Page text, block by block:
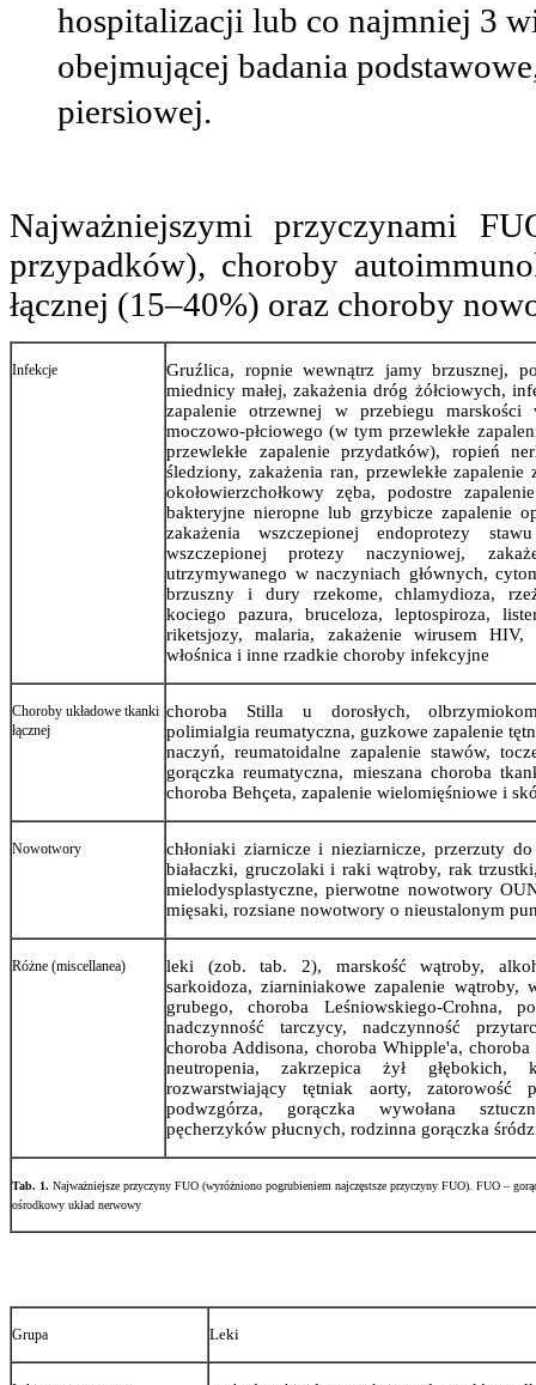
hospitalizacji lub co najmniej 3
obejmującej badania
piersiowej.
Najważniejszymi przyczynami
przypadków), choroby
łącznej (15–40%) oraz choroby
Infekcje
Gruźlica, ropnie wewnątrz jamy brzusznej,
miednicy małej, zakażenia dróg żółciowych,
zapalenie otrzewnej w przebiegu marskości
moczowo-płciowego (w tym przewlekłe
przewlekłe zapalenie przydatków), ropień
śledziony, zakażenia ran, przewlekłe
okołowierzchołkowy zęba, podostre
bakteryjne nieropne lub grzybicze zapalenie
zakażenia wszczepionej endoprotezy
wszczepionej protezy naczyniowej,
utrzymywanego w naczyniach głównych,
brzuszny i dury rzekome, chlamydioza,
kociego pazura, bruceloza, leptospiroza,
riketsjozy, malaria, zakażenie wirusem HIV,
włośnica i inne rzadkie choroby infekcyjne
Choroby układowe tkanki
łącznej
choroba Stilla u dorosłych,
polimialgia reumatyczna, guzkowe zapalenie
naczyń, reumatoidalne zapalenie stawów,
gorączka reumatyczna, mieszana choroba
choroba Behçeta, zapalenie wielomięśniowe i
Nowotwory
chłoniaki ziarnicze i nieziarnicze, przerzuty
białaczki, gruczolaki i raki wątroby, rak
mielodysplastyczne, pierwotne nowotwory
mięsaki, rozsiane nowotwory o nieustalonym
Różne (miscellanea)
leki (zob. tab. 2), marskość wątroby,
sarkoidoza, ziarniniakowe zapalenie wątroby,
grubego, choroba Leśniowskiego-Crohna,
nadczynność tarczycy, nadczynność
choroba Addisona, choroba Whipple'a,
neutropenia, zakrzepica żył głębokich,
rozwarstwiający tętniak aorty, zatorowość
podwzgórza, gorączka wywołana
pęcherzyków płucnych, rodzinna gorączka
Tab. 1. Najważniejsze przyczyny FUO (wyróżniono pogrubieniem najczęstsze przyczyny FUO). FUO –
ośrodkowy układ nerwowy
Grupa Leki